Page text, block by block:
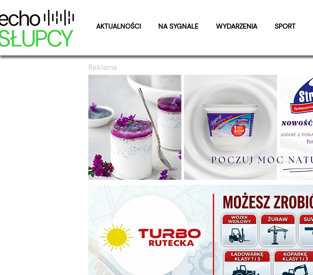
AKTUALNOŚCI NA SYGNALE WYDARZENIA SPORT
Reklama